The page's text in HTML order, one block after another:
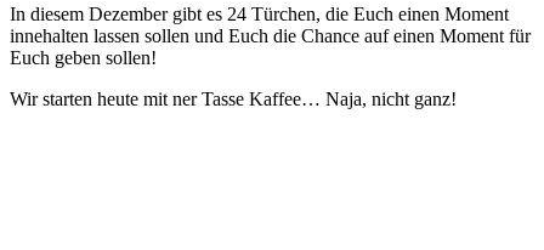
In diesem Dezember gibt es 24 Türchen, die Euch einen Moment
innehalten lassen sollen und Euch die Chance auf einen Moment für
Euch geben sollen!
Wir starten heute mit ner Tasse Kaffee… Naja, nicht ganz!